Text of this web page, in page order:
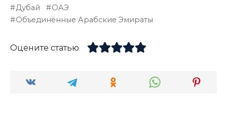
Дубай
ОАЭ
Объединённые Арабские Эмираты
Оцените статью